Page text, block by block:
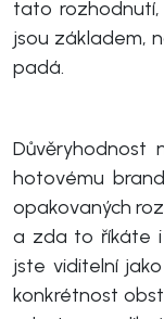
tato
jsou základem,
padá.
Důvěryhodnost
hotovému
opakovaných
a zda to říkáte
jste viditelní
konkrétnost